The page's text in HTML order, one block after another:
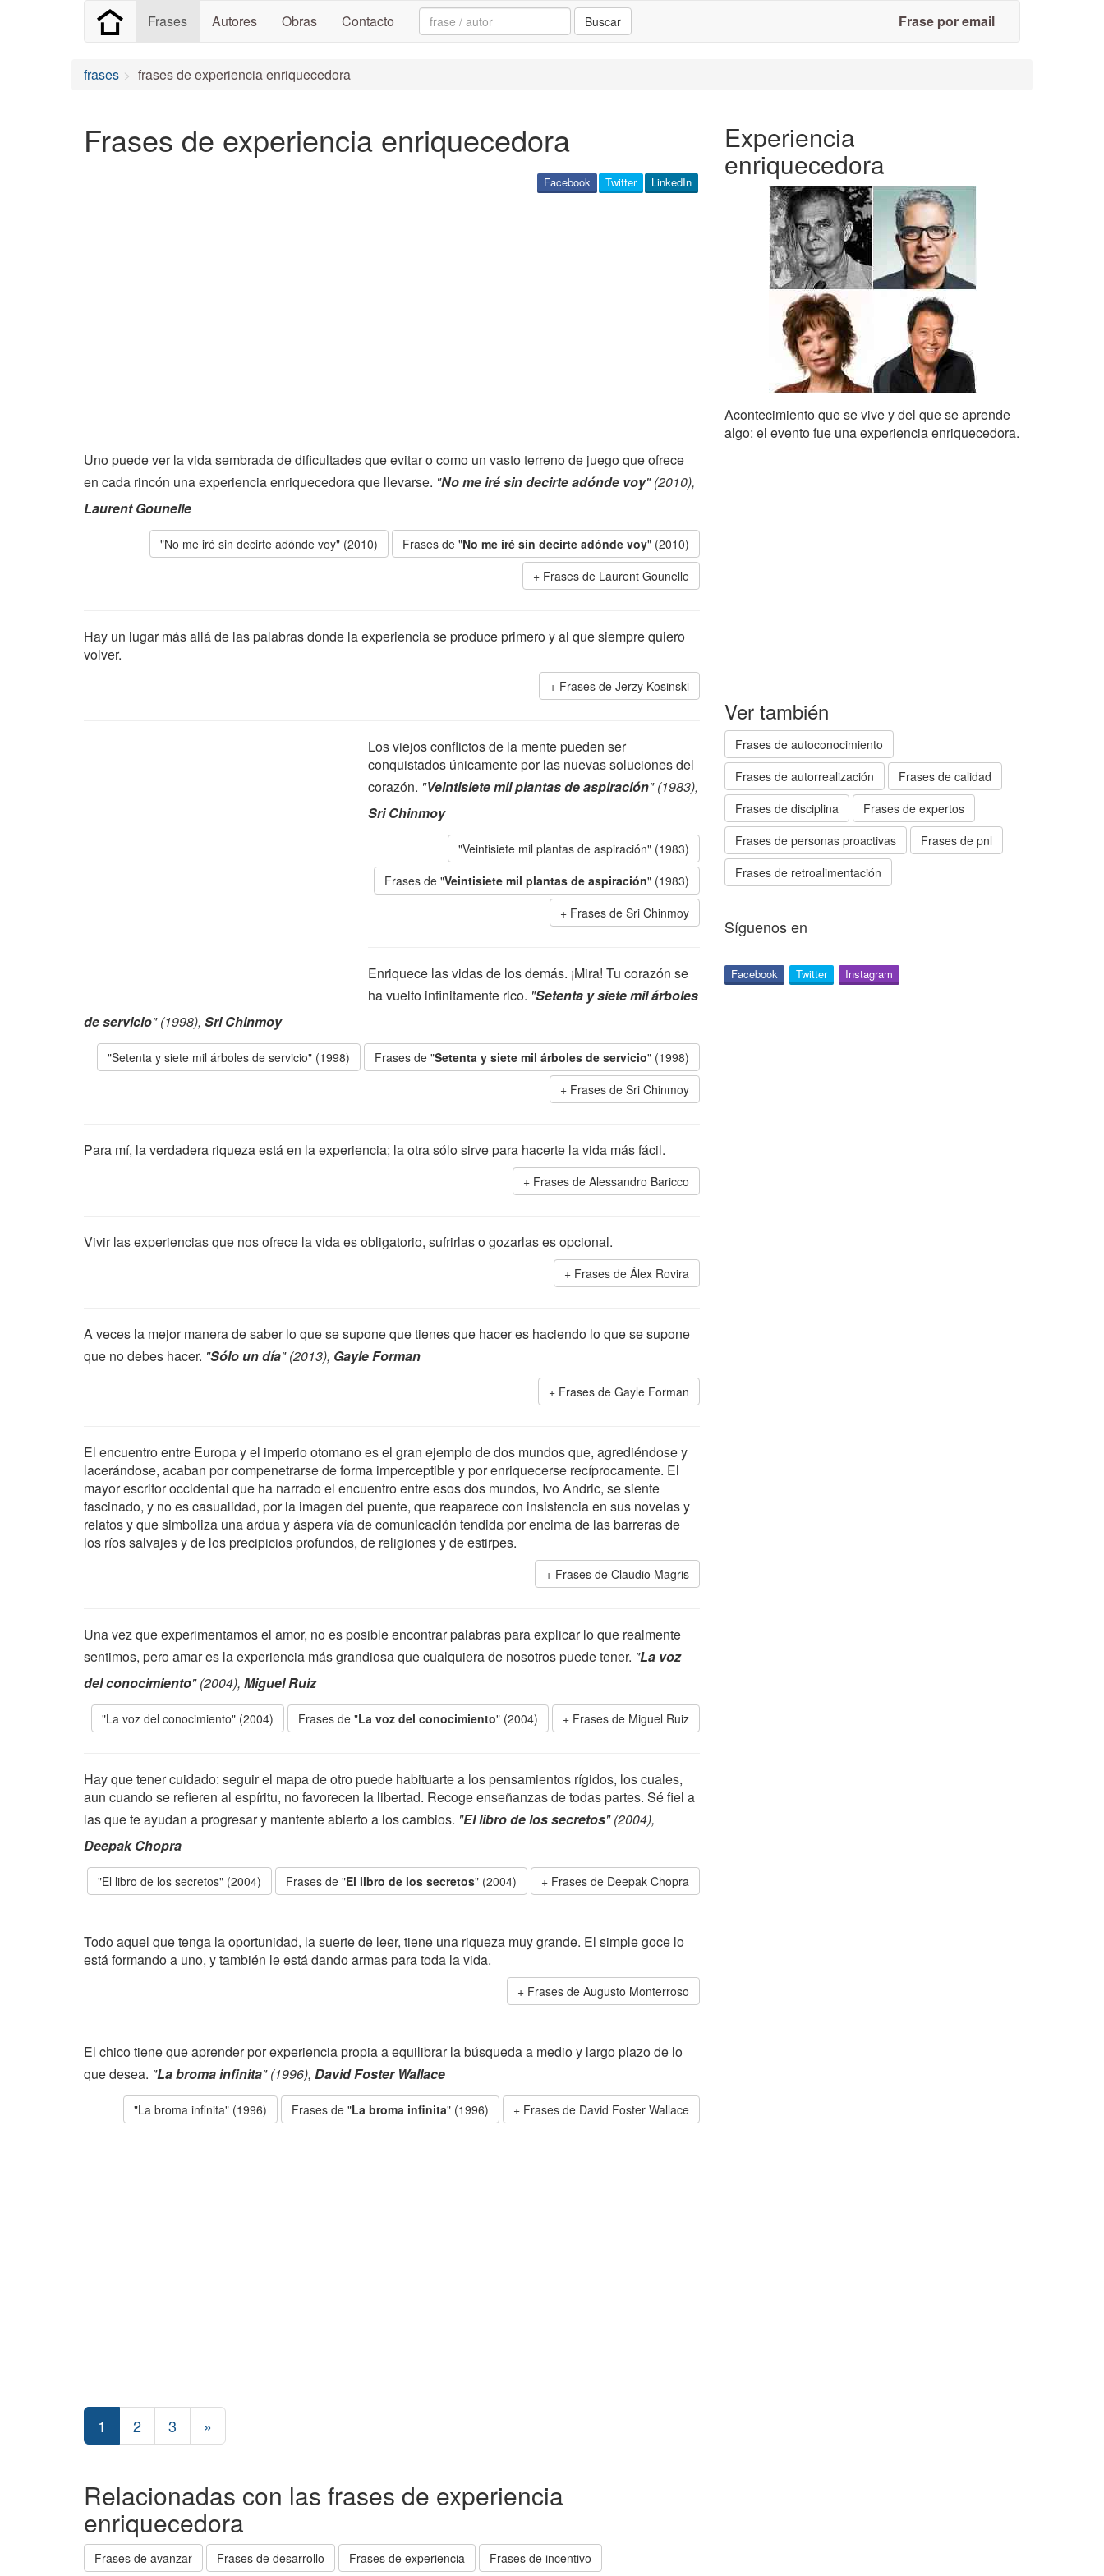
Frases Autores Obras Contacto Search: Buscar Frase por email
frases frases de experiencia enriquecedora
Frases de experiencia enriquecedora
LinkedIn
Twitter
Facebook
Uno puede ver la vida sembrada de dificultades que evitar o como un vasto terreno de juego que ofrece
en cada rincón una experiencia enriquecedora que llevarse. "No me iré sin decirte adónde voy" (2010),
Laurent Gounelle
"No me iré sin decirte adónde voy" (2010) Frases de "No me iré sin decirte adónde voy" (2010)
Frases de Laurent Gounelle
Hay un lugar más allá de las palabras donde la experiencia se produce primero y al que siempre quiero
volver.
Frases de Jerzy Kosinski
Los viejos conflictos de la mente pueden ser
conquistados únicamente por las nuevas soluciones del
corazón. "Veintisiete mil plantas de aspiración" (1983),
Sri Chinmoy
"Veintisiete mil plantas de aspiración" (1983)
Frases de "Veintisiete mil plantas de aspiración" (1983)
Frases de Sri Chinmoy
Enriquece las vidas de los demás. ¡Mira! Tu corazón se
ha vuelto infinitamente rico. "Setenta y siete mil árboles
de servicio" (1998), Sri Chinmoy
"Setenta y siete mil árboles de servicio" (1998) Frases de "Setenta y siete mil árboles de servicio" (1998)
Frases de Sri Chinmoy
Para mí, la verdadera riqueza está en la experiencia; la otra sólo sirve para hacerte la vida más fácil.
Frases de Alessandro Baricco
Vivir las experiencias que nos ofrece la vida es obligatorio, sufrirlas o gozarlas es opcional.
Frases de Álex Rovira
A veces la mejor manera de saber lo que se supone que tienes que hacer es haciendo lo que se supone
que no debes hacer. "Sólo un día" (2013), Gayle Forman
Frases de Gayle Forman
El encuentro entre Europa y el imperio otomano es el gran ejemplo de dos mundos que, agrediéndose y
lacerándose, acaban por compenetrarse de forma imperceptible y por enriquecerse recíprocamente. El
mayor escritor occidental que ha narrado el encuentro entre esos dos mundos, Ivo Andric, se siente
fascinado, y no es casualidad, por la imagen del puente, que reaparece con insistencia en sus novelas y
relatos y que simboliza una ardua y áspera vía de comunicación tendida por encima de las barreras de
los ríos salvajes y de los precipicios profundos, de religiones y de estirpes.
Frases de Claudio Magris
Una vez que experimentamos el amor, no es posible encontrar palabras para explicar lo que realmente
sentimos, pero amar es la experiencia más grandiosa que cualquiera de nosotros puede tener. "La voz
del conocimiento" (2004), Miguel Ruiz
"La voz del conocimiento" (2004) Frases de "La voz del conocimiento" (2004) Frases de Miguel Ruiz
Hay que tener cuidado: seguir el mapa de otro puede habituarte a los pensamientos rígidos, los cuales,
aun cuando se refieren al espíritu, no favorecen la libertad. Recoge enseñanzas de todas partes. Sé fiel a
las que te ayudan a progresar y mantente abierto a los cambios. "El libro de los secretos" (2004),
Deepak Chopra
"El libro de los secretos" (2004) Frases de "El libro de los secretos" (2004) Frases de Deepak Chopra
Todo aquel que tenga la oportunidad, la suerte de leer, tiene una riqueza muy grande. El simple goce lo
está formando a uno, y también le está dando armas para toda la vida.
Frases de Augusto Monterroso
El chico tiene que aprender por experiencia propia a equilibrar la búsqueda a medio y largo plazo de lo
que desea. "La broma infinita" (1996), David Foster Wallace
"La broma infinita" (1996) Frases de "La broma infinita" (1996) Frases de David Foster Wallace
1 2 3 »
Relacionadas con las frases de experiencia
enriquecedora
Frases de avanzar Frases de desarrollo Frases de experiencia Frases de incentivo
Experiencia
enriquecedora
Acontecimiento que se vive y del que se aprende
algo: el evento fue una experiencia enriquecedora.
Ver también
Frases de autoconocimiento
Frases de autorrealización
Frases de calidad
Frases de disciplina
Frases de expertos
Frases de personas proactivas
Frases de pnl
Frases de retroalimentación
Síguenos en
Facebook Twitter Instagram